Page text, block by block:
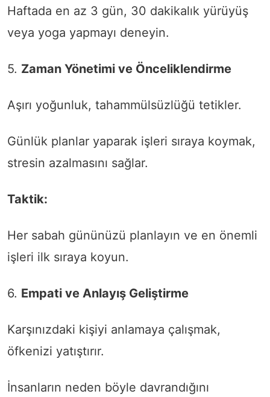
Haftada en az 3 gün, 30 dakikalık yürüyüş
veya yoga yapmayı deneyin.
5. Zaman Yönetimi ve Önceliklendirme
Aşırı yoğunluk, tahammülsüzlüğü tetikler.
Günlük planlar yaparak işleri sıraya koymak,
stresin azalmasını sağlar.
Taktik:
Her sabah gününüzü planlayın ve en önemli
işleri ilk sıraya koyun.
6. Empati ve Anlayış Geliştirme
Karşınızdaki kişiyi anlamaya çalışmak,
öfkenizi yatıştırır.
İnsanların neden böyle davrandığını